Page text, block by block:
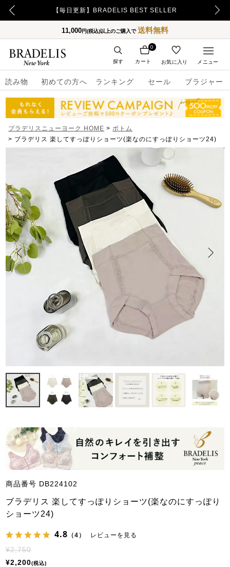
【500ポイント】LINE ID連携でプレゼント！
11,000円(税込)以上のご購入で送料無料
読み物 初めての方へ ランキング セール ブラジャー
カート
0
お気に入り
探す メニュー
ブラデリスニューヨーク HOME
ボトム
ブラデリス 楽してすっぽりショーツ(楽なのにすっぽりショーツ24)
商品番号 DB224102
ブラデリス 楽してすっぽりショーツ(楽なのにすっぽり
ショーツ24)
4.8 （4） レビューを見る
¥2,750
¥2,200 税込